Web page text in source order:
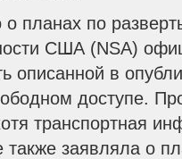
планах по
США (NSA)
описанной в
доступе.
транспортная
заявляла о